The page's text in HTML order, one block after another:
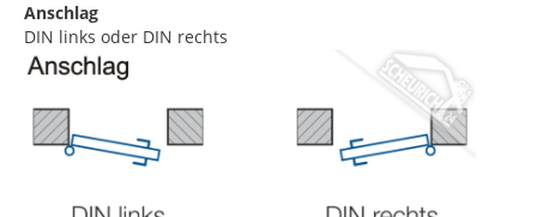
Anschlag
DIN links oder DIN rechts